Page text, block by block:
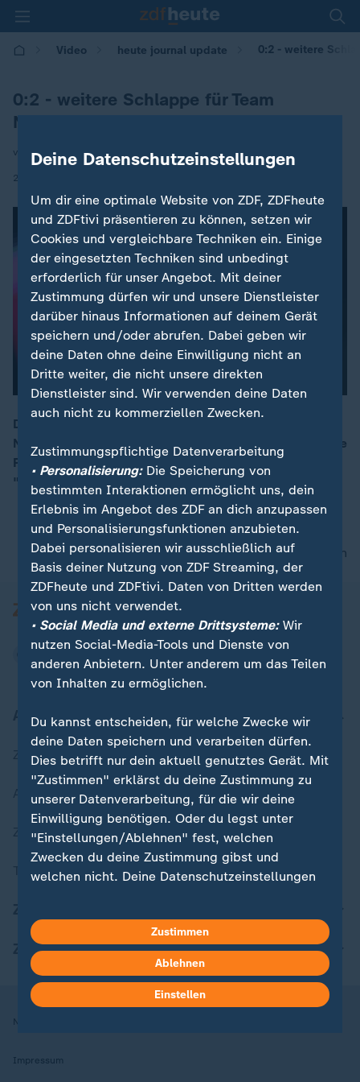
Video heute journal update 0:2 - weitere
0:2 - weitere Schlappe für Team
Nagelsmann
von Stefan Bier
22.11.2023 | 00:50
Die National-Elf hat gegen Österreich die nächste
Niederlage eingefahren - und geht jetzt mit Frust in die
Pause vor dem EM-Jahr. Trainer Nagelsmann sieht
"unfassbar viel Arbeit".
nach oben
Aktuell bei ZDFheute
Zuletzt veröffentlicht
Aktuelle Sendungs-Videos
ZDFheute Stories
Themen im Überblick
ZDFheute Apps
Nutzungsbedingungen
Impressum
Deine Datenschutzeinstellungen
Um dir eine optimale Website von ZDF, ZDFheute
und ZDFtivi präsentieren zu können, setzen wir
Cookies und vergleichbare Techniken ein. Einige
der eingesetzten Techniken sind unbedingt
erforderlich für unser Angebot. Mit deiner
Zustimmung dürfen wir und unsere Dienstleister
darüber hinaus Informationen auf deinem Gerät
speichern und/oder abrufen. Dabei geben wir
deine Daten ohne deine Einwilligung nicht an
Dritte weiter, die nicht unsere direkten
Dienstleister sind. Wir verwenden deine Daten
auch nicht zu kommerziellen Zwecken.
Zustimmungspflichtige Datenverarbeitung
• Personalisierung:Die Speicherung von
bestimmten Interaktionen ermöglicht uns, dein
Erlebnis im Angebot des ZDF an dich anzupassen
und Personalisierungsfunktionen anzubieten.
Dabei personalisieren wir ausschließlich auf
Basis deiner Nutzung von ZDF Streaming, der
ZDFheute und ZDFtivi. Daten von Dritten werden
von uns nicht verwendet.
• Social Media und externe Drittsysteme:Wir
nutzen Social-Media-Tools und Dienste von
anderen Anbietern. Unter anderem um das Teilen
von Inhalten zu ermöglichen.
Du kannst entscheiden, für welche Zwecke wir
deine Daten speichern und verarbeiten dürfen.
Dies betrifft nur dein aktuell genutztes Gerät. Mit
"Zustimmen" erklärst du deine Zustimmung zu
unserer Datenverarbeitung, für die wir deine
Einwilligung benötigen. Oder du legst unter
"Einstellungen/Ablehnen" fest, welchen
Zwecken du deine Zustimmung gibst und
welchen nicht. Deine Datenschutzeinstellungen
Hier findest du das Impressum.
Weitere Informationen findest du in unserer
Datenschutzerklärung.
Zustimmen
Ablehnen
Einstellen